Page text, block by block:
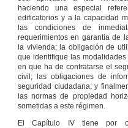
haciendo una especial
edificatorios y a la capacidad
las condiciones de
requerimientos en garantía de
la vivienda; la obligación de
que identifique las
en que ha de contratarse el
civil; las obligaciones de
seguridad ciudadana; y
las normas de propiedad
sometidas a este régimen.
El Capítulo IV tiene por